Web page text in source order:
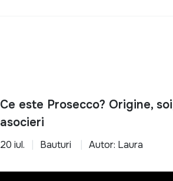
Ce este Prosecco? Origine,
asocieri
20 iul. Bauturi Autor: Laura